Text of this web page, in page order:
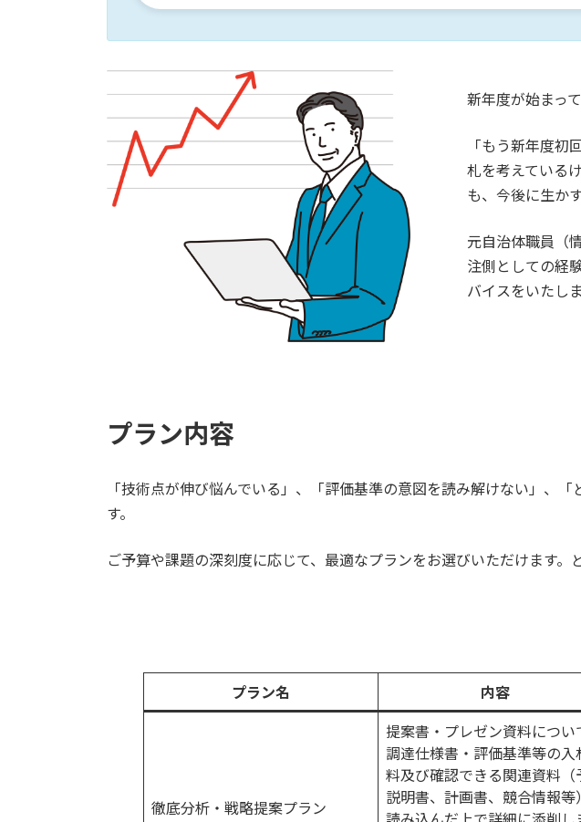
新年度が始まっ
「もう新年度
札を考えている
も、今後に生か
元自治体職員（
注側としての経
バイスをいたしま
プラン内容
「技術点が伸び悩んでいる」、「評価基準の意図を読み解けない」
す。
ご予算や課題の深刻度に応じて、最適なプランをお選びいただけます
プラン名 内容
徹底分析・戦略提案プラン
提案書・プレゼン資料につい
調達仕様書・評価基準等の入
料及び確認できる関連資料（
説明書、計画書、競合情報等